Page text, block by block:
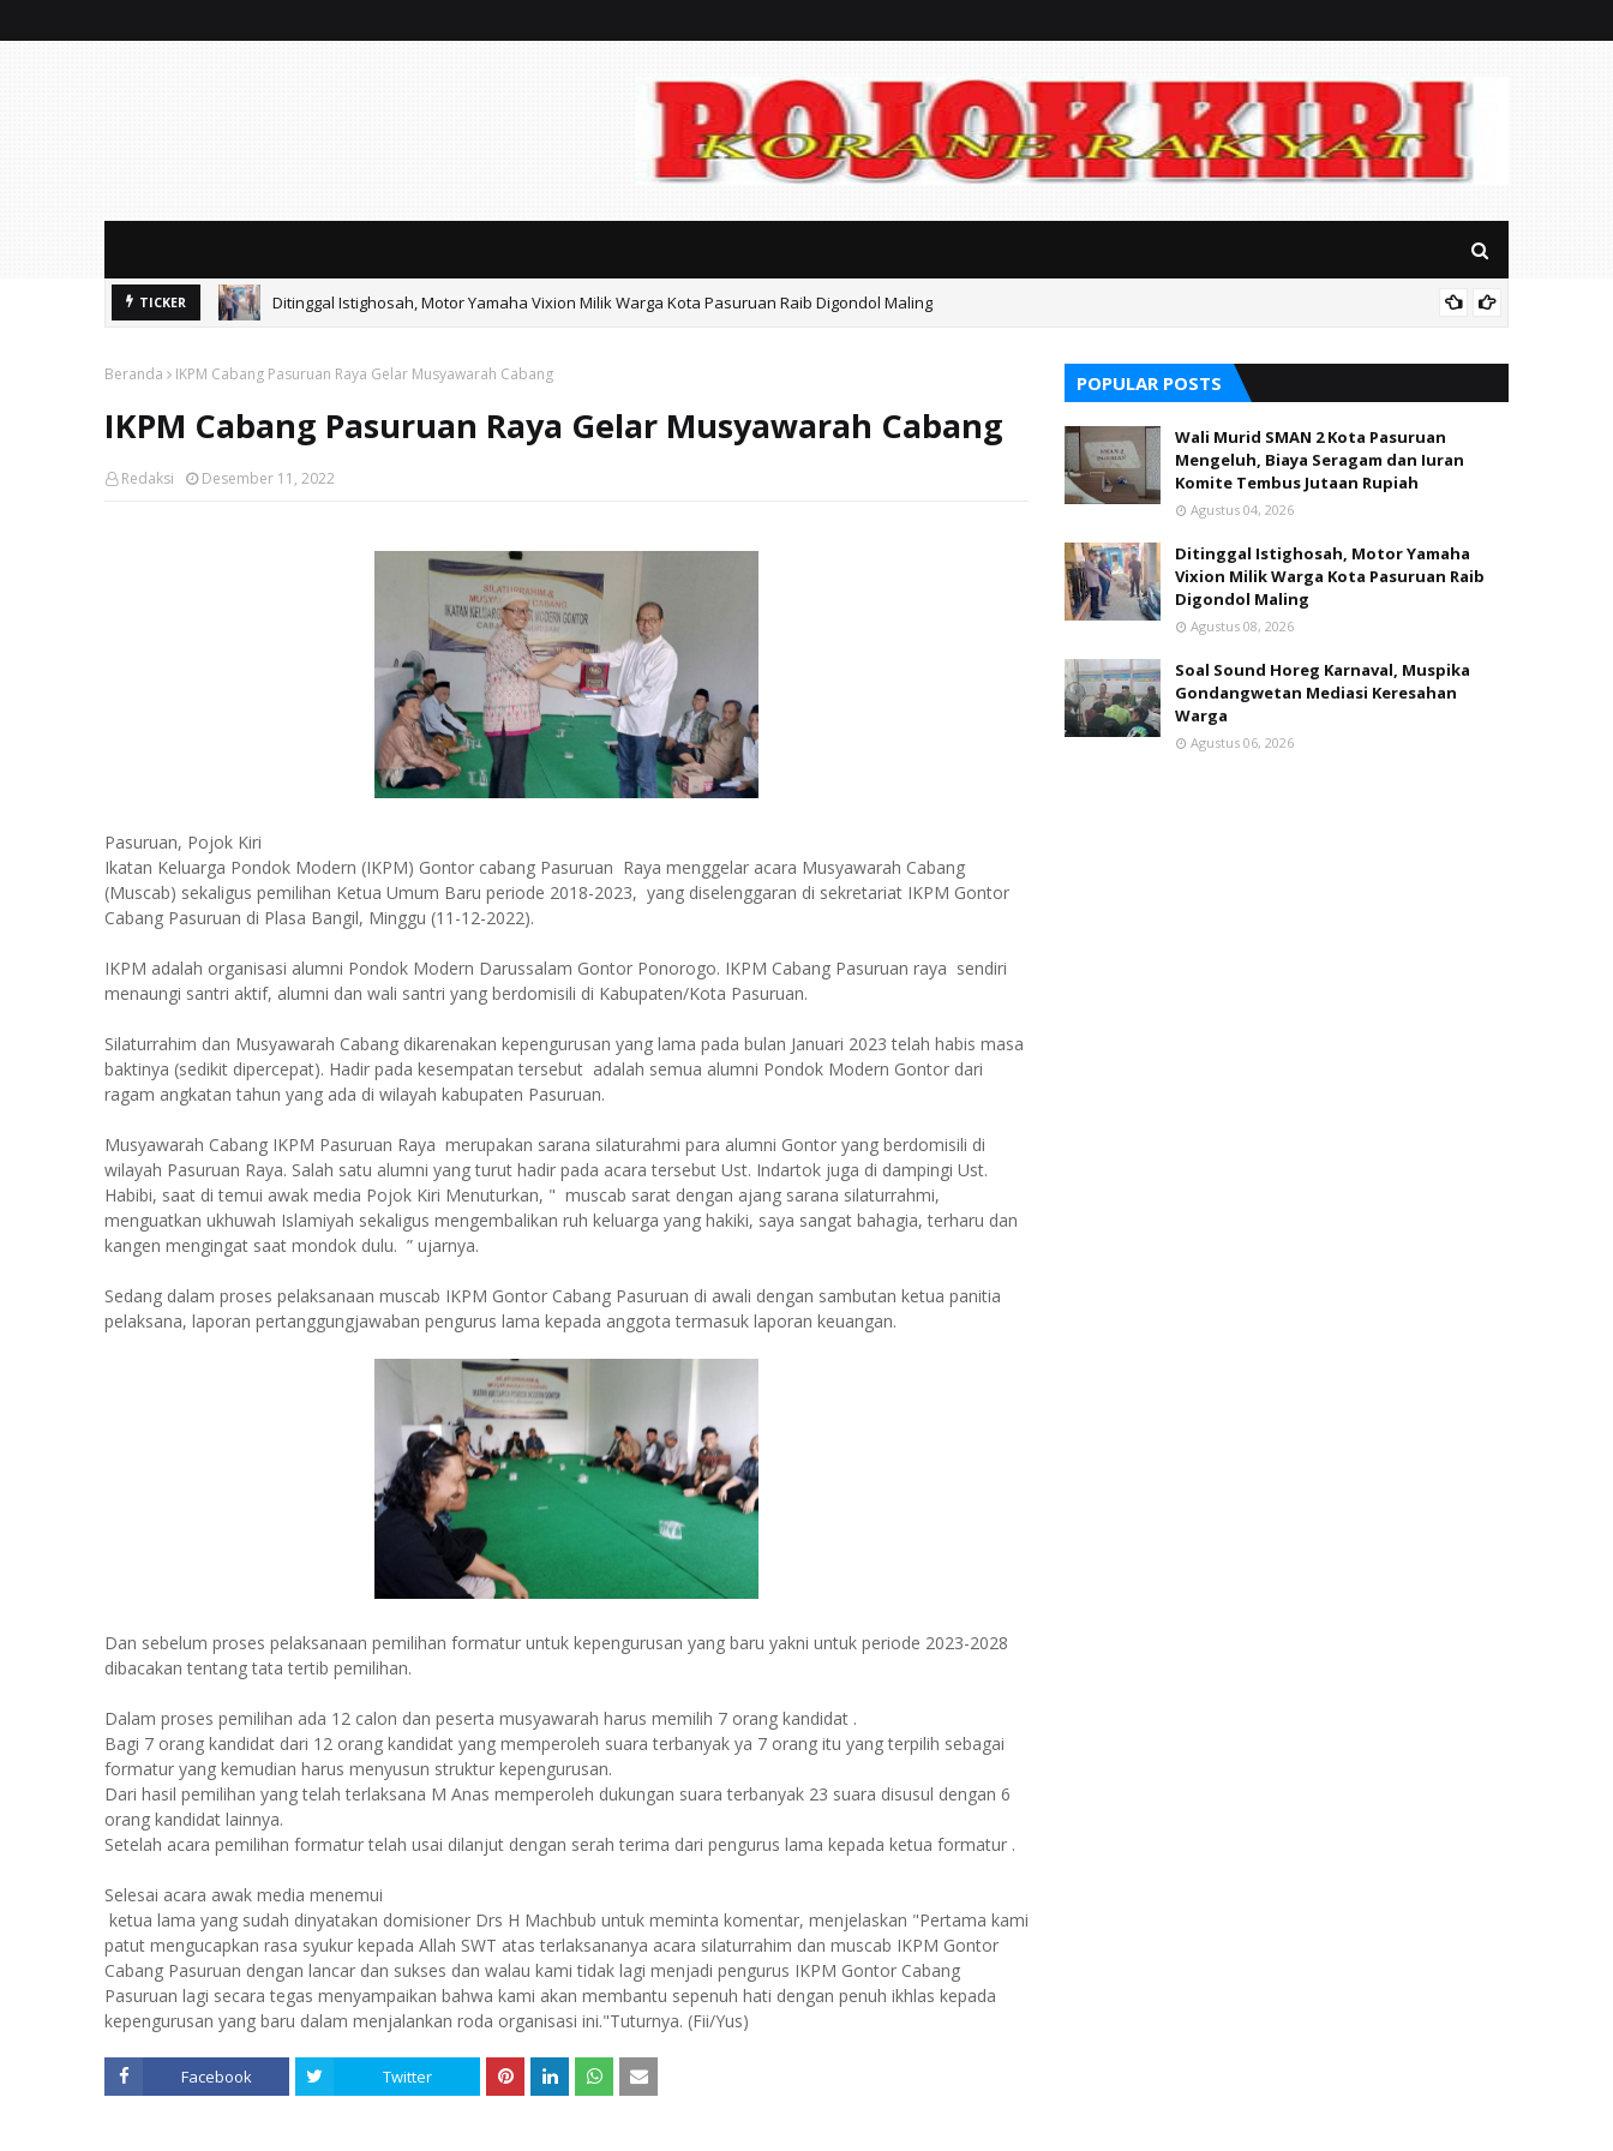
TICKER
Ditinggal Istighosah, Motor Yamaha Vixion Milik Warga Kota Pasuruan Raib Digondol Maling
Ayik Suhaya Peringatkan MA: Putusan Kasasi Harus Berdasarkan Fakta, Jangan Sampai Timbul Dugaan Kongkalikong
Beranda IKPM Cabang Pasuruan Raya Gelar Musyawarah Cabang
IKPM Cabang Pasuruan Raya Gelar Musyawarah Cabang
Redaksi Desember 11, 2022
Pasuruan, Pojok Kiri
Ikatan Keluarga Pondok Modern (IKPM) Gontor cabang Pasuruan Raya menggelar acara Musyawarah Cabang
(Muscab) sekaligus pemilihan Ketua Umum Baru periode 2018-2023, yang diselenggaran di sekretariat IKPM Gontor
Cabang Pasuruan di Plasa Bangil, Minggu (11-12-2022).
IKPM adalah organisasi alumni Pondok Modern Darussalam Gontor Ponorogo. IKPM Cabang Pasuruan raya sendiri
menaungi santri aktif, alumni dan wali santri yang berdomisili di Kabupaten/Kota Pasuruan.
Silaturrahim dan Musyawarah Cabang dikarenakan kepengurusan yang lama pada bulan Januari 2023 telah habis masa
baktinya (sedikit dipercepat). Hadir pada kesempatan tersebut adalah semua alumni Pondok Modern Gontor dari
ragam angkatan tahun yang ada di wilayah kabupaten Pasuruan.
Musyawarah Cabang IKPM Pasuruan Raya merupakan sarana silaturahmi para alumni Gontor yang berdomisili di
wilayah Pasuruan Raya. Salah satu alumni yang turut hadir pada acara tersebut Ust. Indartok juga di dampingi Ust.
Habibi, saat di temui awak media Pojok Kiri Menuturkan, " muscab sarat dengan ajang sarana silaturrahmi,
menguatkan ukhuwah Islamiyah sekaligus mengembalikan ruh keluarga yang hakiki, saya sangat bahagia, terharu dan
kangen mengingat saat mondok dulu. ” ujarnya.
Sedang dalam proses pelaksanaan muscab IKPM Gontor Cabang Pasuruan di awali dengan sambutan ketua panitia
pelaksana, laporan pertanggungjawaban pengurus lama kepada anggota termasuk laporan keuangan.
Dan sebelum proses pelaksanaan pemilihan formatur untuk kepengurusan yang baru yakni untuk periode 2023-2028
dibacakan tentang tata tertib pemilihan.
Dalam proses pemilihan ada 12 calon dan peserta musyawarah harus memilih 7 orang kandidat .
Bagi 7 orang kandidat dari 12 orang kandidat yang memperoleh suara terbanyak ya 7 orang itu yang terpilih sebagai
formatur yang kemudian harus menyusun struktur kepengurusan.
Dari hasil pemilihan yang telah terlaksana M Anas memperoleh dukungan suara terbanyak 23 suara disusul dengan 6
orang kandidat lainnya.
Setelah acara pemilihan formatur telah usai dilanjut dengan serah terima dari pengurus lama kepada ketua formatur .
Selesai acara awak media menemui
ketua lama yang sudah dinyatakan domisioner Drs H Machbub untuk meminta komentar, menjelaskan "Pertama kami
patut mengucapkan rasa syukur kepada Allah SWT atas terlaksananya acara silaturrahim dan muscab IKPM Gontor
Cabang Pasuruan dengan lancar dan sukses dan walau kami tidak lagi menjadi pengurus IKPM Gontor Cabang
Pasuruan lagi secara tegas menyampaikan bahwa kami akan membantu sepenuh hati dengan penuh ikhlas kepada
kepengurusan yang baru dalam menjalankan roda organisasi ini."Tuturnya. (Fii/Yus)
Facebook Twitter
POPULAR POSTS
Wali Murid SMAN 2 Kota Pasuruan
Mengeluh, Biaya Seragam dan Iuran
Komite Tembus Jutaan Rupiah
Agustus 04, 2026
Ditinggal Istighosah, Motor Yamaha
Vixion Milik Warga Kota Pasuruan Raib
Digondol Maling
Agustus 08, 2026
Soal Sound Horeg Karnaval, Muspika
Gondangwetan Mediasi Keresahan
Warga
Agustus 06, 2026